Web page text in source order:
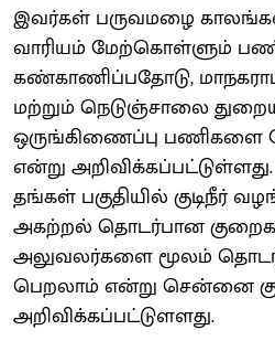
இவர்கள் பருவமழை
வாரியம் மேற்கொள்ளும்
கண்காணிப்பதோடு,
மற்றும் நெடுஞ்சாலை
ஒருங்கிணைப்பு
என்று
தங்கள் பகுதியில் குடிநீர்
அகற்றல் தொடர்பான
அலுவலர்களை மூலம்
பெறலாம் என்று சென்னை
அறிவிக்கப்பட்டுளளது.